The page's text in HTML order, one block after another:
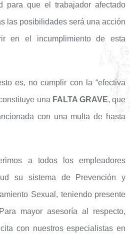
para que el trabajador afectado
las posibilidades será una acción
en el incumplimiento de esta
es, no cumplir con la “efectiva
una FALTA GRAVE, que
con una multa de hasta
a todos los empleadores
su sistema de Prevención y
Sexual, teniendo presente
mayor asesoría al respecto,
con nuestros especialistas en